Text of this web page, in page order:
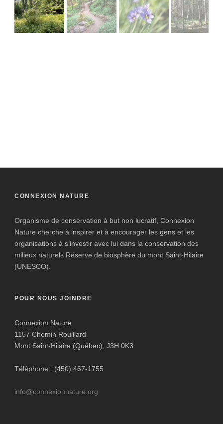
CONNEXION NATURE
Organisme de conservation à but non lucratif, Connexion
Nature cherche à inspirer et à encourager les gens et les
organisations à s’investir avec lui dans la conservation des
milieux naturels Réserve de biosphère du mont Saint-Hilaire
(UNESCO).
POUR NOUS JOINDRE
Connexion Nature
1157 Chemin Rouillard
Mont Saint-Hilaire (Québec), J3H 0K3
Téléphone : (450) 467-1755
info@connexionnature.org